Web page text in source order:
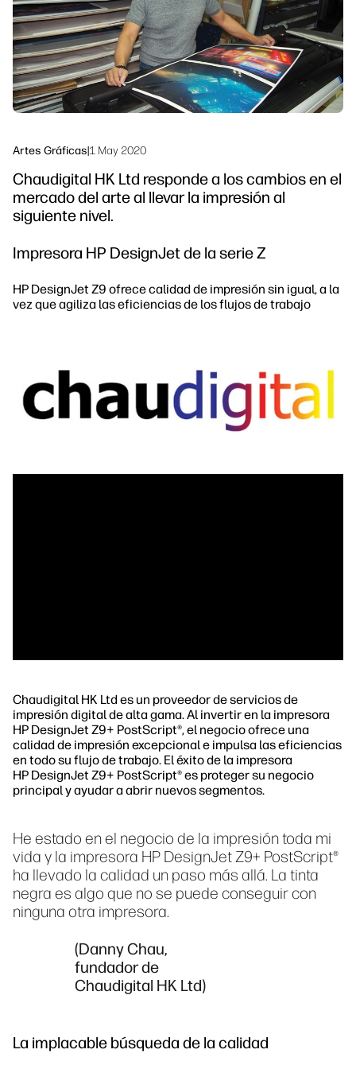
Síguenos
linkedInfacebook
twitteryoutube
Artes Gráficas|1 May 2020
Chaudigital HK Ltd responde a los cambios en el
mercado del arte al llevar la impresión al
siguiente nivel.
Impresora HP DesignJet de la serie Z
HP DesignJet Z9 ofrece calidad de impresión sin igual, a la
vez que agiliza las eficiencias de los flujos de trabajo
Chaudigital HK Ltd es un proveedor de servicios de
impresión digital de alta gama. Al invertir en la impresora
HP DesignJet Z9+ PostScript®, el negocio ofrece una
calidad de impresión excepcional e impulsa las eficiencias
en todo su flujo de trabajo. El éxito de la impresora
HP DesignJet Z9+ PostScript® es proteger su negocio
principal y ayudar a abrir nuevos segmentos.
He estado en el negocio de la impresión toda mi
vida y la impresora HP DesignJet Z9+ PostScript®
ha llevado la calidad un paso más allá. La tinta
negra es algo que no se puede conseguir con
ninguna otra impresora.
(Danny Chau,
fundador de
Chaudigital HK Ltd)
La implacable búsqueda de la calidad